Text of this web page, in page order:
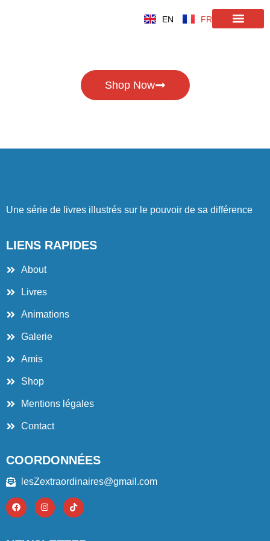
EN FR
Shop Now
Une série de livres illustrés sur le pouvoir de sa différence
LIENS RAPIDES
About
Livres
Animations
Galerie
Amis
Shop
Mentions légales
Contact
COORDONNÉES
lesZextraordinaires@gmail.com
F
a
c
I
n
s
T
i
k